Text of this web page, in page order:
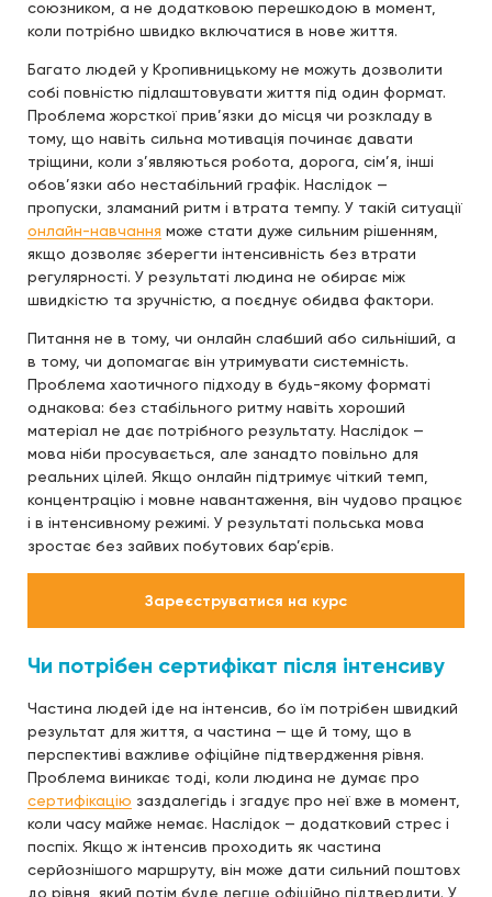
союзником, а не додатковою перешкодою в момент,
коли потрібно швидко включатися в нове життя.
Багато людей у Кропивницькому не можуть дозволити
собі повністю підлаштовувати життя під один формат.
Проблема жорсткої прив’язки до місця чи розкладу в
тому, що навіть сильна мотивація починає давати
тріщини, коли з’являються робота, дорога, сім’я, інші
обов’язки або нестабільний графік. Наслідок —
пропуски, зламаний ритм і втрата темпу. У такій ситуації
онлайн-навчання може стати дуже сильним рішенням,
якщо дозволяє зберегти інтенсивність без втрати
регулярності. У результаті людина не обирає між
швидкістю та зручністю, а поєднує обидва фактори.
Питання не в тому, чи онлайн слабший або сильніший, а
в тому, чи допомагає він утримувати системність.
Проблема хаотичного підходу в будь-якому форматі
однакова: без стабільного ритму навіть хороший
матеріал не дає потрібного результату. Наслідок —
мова ніби просувається, але занадто повільно для
реальних цілей. Якщо онлайн підтримує чіткий темп,
концентрацію і мовне навантаження, він чудово працює
і в інтенсивному режимі. У результаті польська мова
зростає без зайвих побутових бар’єрів.
Зареєструватися на курс
Чи потрібен сертифікат після інтенсиву
Частина людей іде на інтенсив, бо їм потрібен швидкий
результат для життя, а частина — ще й тому, що в
перспективі важливе офіційне підтвердження рівня.
Проблема виникає тоді, коли людина не думає про
сертифікацію заздалегідь і згадує про неї вже в момент,
коли часу майже немає. Наслідок — додатковий стрес і
поспіх. Якщо ж інтенсив проходить як частина
серйознішого маршруту, він може дати сильний поштовх
до рівня, який потім буде легше офіційно підтвердити. У